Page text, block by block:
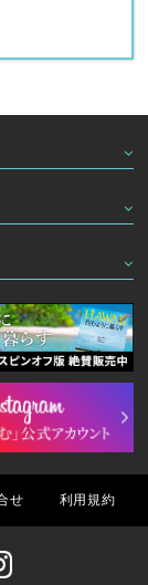
せ 利用規約